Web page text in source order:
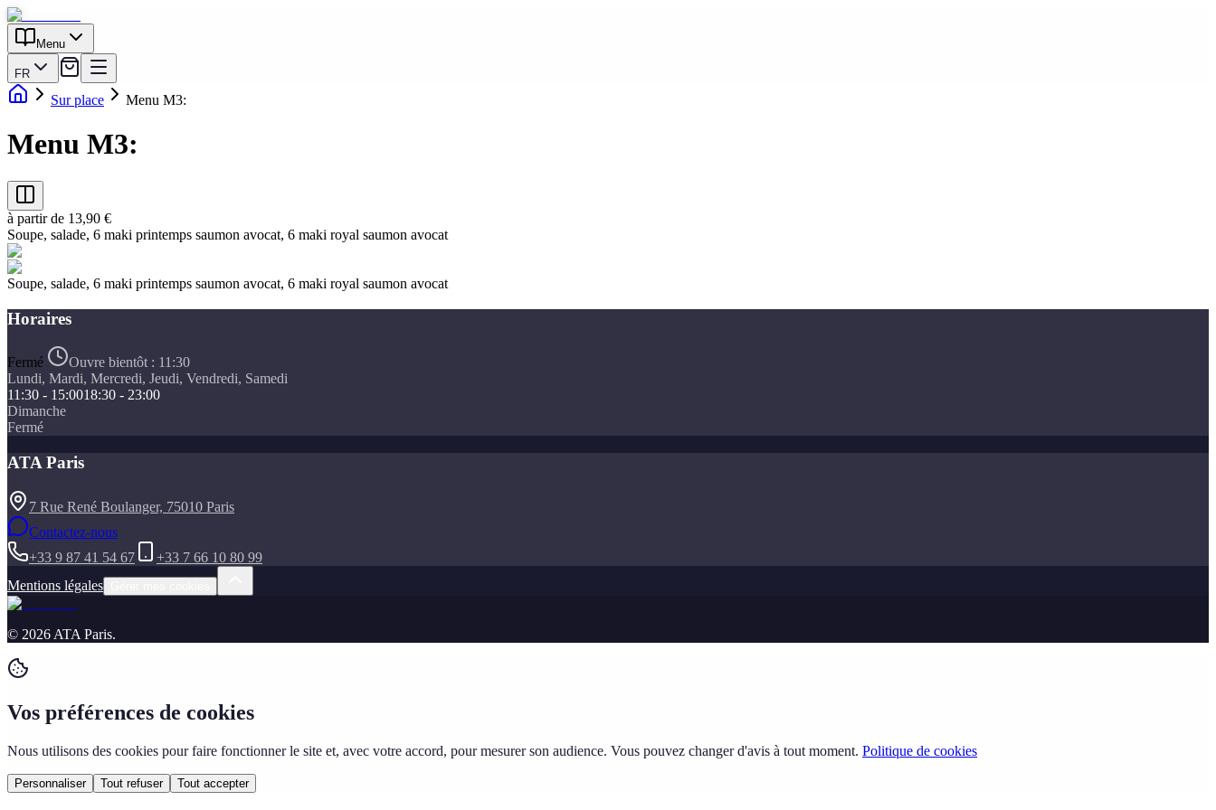
Menu
FR
Sur place Menu M3:
Menu M3:
à partir de 13,90 €
Soupe, salade, 6 maki printemps saumon avocat, 6 maki royal saumon avocat
Soupe, salade, 6 maki printemps saumon avocat, 6 maki royal saumon avocat
Horaires
Fermé Ouvre bientôt : 11:30
Lundi, Mardi, Mercredi, Jeudi, Vendredi, Samedi
11:30 - 15:0018:30 - 23:00
Dimanche
Fermé
ATA Paris
7 Rue René Boulanger, 75010 Paris
Contactez-nous
+33 9 87 41 54 67
+33 7 66 10 80 99
Mentions légales
© 2026 ATA Paris.
Vos préférences de cookies
Nous utilisons des cookies pour faire fonctionner le site et, avec votre accord, pour mesurer son audience. Vous pouvez changer d'avis à tout moment. Politique de cookies
Personnaliser Tout refuser Tout accepter